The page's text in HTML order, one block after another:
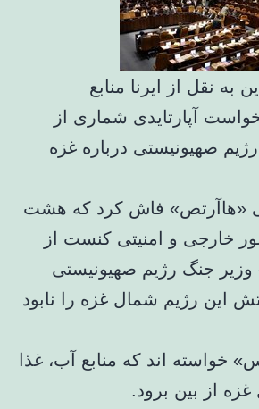
به نقل از ایرنا منابع
آپارتایدی شماری از
صهیونیستی درباره غزه
«هاآرتص» فاش کرد که هشت
خارجی و امنیتی کنست از
جنگ رژیم صهیونیستی
این رژیم شمال غزه را نابود
خواسته اند که منابع آب، غذا
از بین برود.